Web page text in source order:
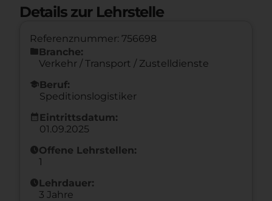
Details zur Lehrstelle
Referenznummer: 756698
folderBranche:
Verkehr / Transport / Zustelldienste
schoolBeruf:
Speditionslogistiker
calendar_month Eintrittsdatum:
01.09.2025
scheduleOffene Lehrstellen:
1
scheduleLehrdauer:
3 Jahre